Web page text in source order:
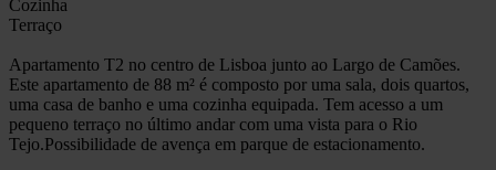
Cozinha
Terraço
Apartamento T2 no centro de Lisboa junto ao Largo de Camões.
Este apartamento de 88 m² é composto por uma sala, dois quartos,
uma casa de banho e uma cozinha equipada. Tem acesso a um
pequeno terraço no último andar com uma vista para o Rio
Tejo.Possibilidade de avença em parque de estacionamento.